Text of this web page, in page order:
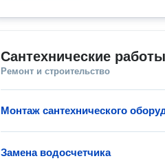
Сантехнические
Ремонт и строительство
Монтаж сантехнического
Замена водосчетчика